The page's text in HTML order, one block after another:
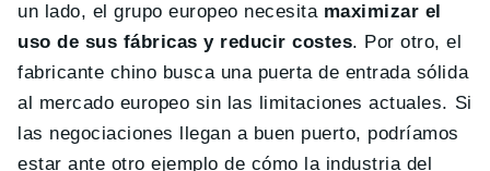
un lado, el grupo europeo necesita maximizar el
uso de sus fábricas y reducir costes. Por otro, el
fabricante chino busca una puerta de entrada sólida
al mercado europeo sin las limitaciones actuales. Si
las negociaciones llegan a buen puerto, podríamos
estar ante otro ejemplo de cómo la industria del